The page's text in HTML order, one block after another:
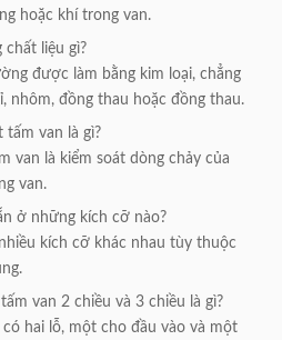
hoặc khí trong van.
chất liệu gì?
được làm bằng kim loại, chẳng
nhôm, đồng thau hoặc đồng thau.
tấm van là gì?
van là kiểm soát dòng chảy của
van.
ở những kích cỡ nào?
kích cỡ khác nhau tùy thuộc
van 2 chiều và 3 chiều là gì?
có hai lỗ, một cho đầu vào và một